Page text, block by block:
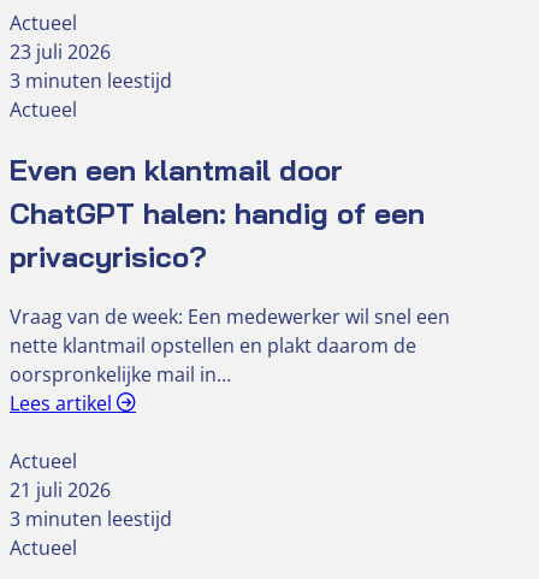
Actueel
23 juli 2026
3 minuten leestijd
Actueel
Even een klantmail door
ChatGPT halen: handig of een
privacyrisico?
Vraag van de week: Een medewerker wil snel een
nette klantmail opstellen en plakt daarom de
oorspronkelijke mail in…
Lees artikel
Actueel
21 juli 2026
3 minuten leestijd
Actueel